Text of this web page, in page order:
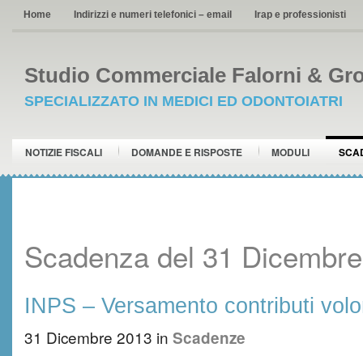
Home Indirizzi e numeri telefonici – email Irap e professionisti
Studio Commerciale Falorni &
SPECIALIZZATO IN MEDICI ED ODONTOIATRI
NOTIZIE FISCALI DOMANDE E RISPOSTE MODULI
Scadenza del 31
INPS – Versamento contributi
31 Dicembre 2013 in Scadenze